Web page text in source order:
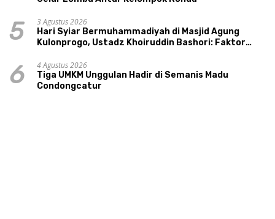
5
3 Agustus 2026
Hari Syiar Bermuhammadiyah di Masjid Agung
Kulonprogo, Ustadz Khoiruddin Bashori: Faktor
6
4 Agustus 2026
Tiga UMKM Unggulan Hadir di Semanis Madu
Condongcatur